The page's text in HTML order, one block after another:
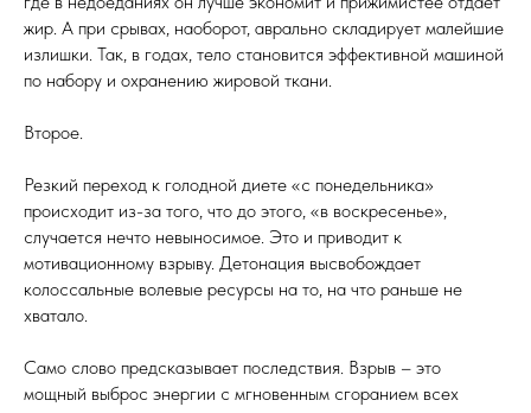
жир. А при срывах, наоборот, аврально складирует малейшие
излишки. Так, в годах, тело становится эффективной машиной
по набору и охранению жировой ткани.
Второе.
Резкий переход к голодной диете «с понедельника»
происходит из-за того, что до этого, «в воскресенье»,
случается нечто невыносимое. Это и приводит к
мотивационному взрыву. Детонация высвобождает
колоссальные волевые ресурсы на то, на что раньше не
хватало.
Само слово предсказывает последствия. Взрыв – это
мощный выброс энергии с мгновенным сгоранием всех